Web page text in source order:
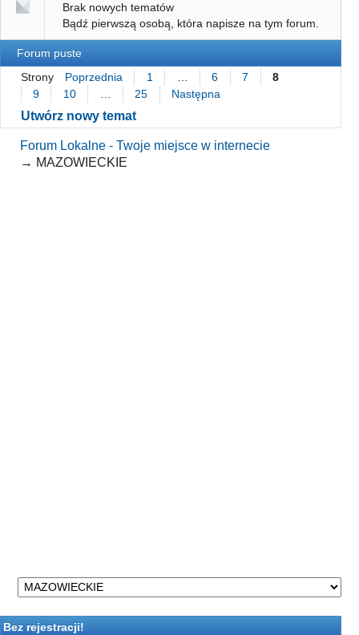
Bez rejestracji!
Brak nowych tematów
Bądź pierwszą osobą, która napisze na tym forum.
Forum puste
Strony
Poprzednia 1 6 7
8
9
10 25 Następna
Utwórz nowy temat
Forum Lokalne - Twoje miejsce w internecie
→ MAZOWIECKIE